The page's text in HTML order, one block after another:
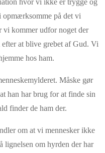
på det vi
vi kommer udfor noget der
at blive grebet af Gud. Vi
hos ham.
Måske gør
han har brug for at finde sin
finder de ham der.
om at vi mennesker ikke
om hyrden der har